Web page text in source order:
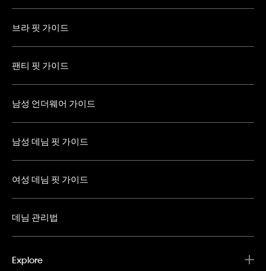
브라 핏 가이드
팬티 핏 가이드
남성 언더웨어 가이드
남성 데님 핏 가이드
여성 데님 핏 가이드
데님 관리법
Explore